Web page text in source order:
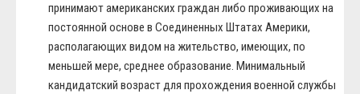
принимают американских граждан либо проживающих на
постоянной основе в Соединенных Штатах Америки,
располагающих видом на жительство, имеющих, по
меньшей мере, среднее образование. Минимальный
кандидатский возраст для прохождения военной службы